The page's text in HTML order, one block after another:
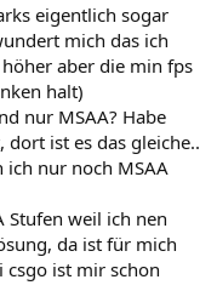
eigentlich sogar
mich das ich
aber die min fps
halt)
nur MSAA? Habe
dort ist es das gleiche..
ich nur noch MSAA
Stufen weil ich nen
da ist für mich
csgo ist mir schon